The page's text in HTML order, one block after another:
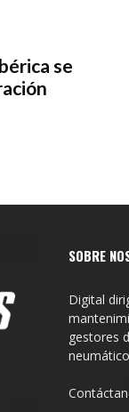
se
SOBRE
Digital
gestores